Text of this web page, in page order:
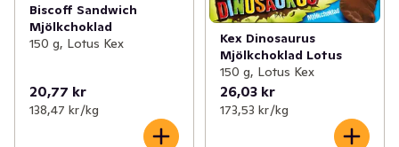
Biscoff Sandwich
Mjölkchoklad
150 g, Lotus Kex
20,77 kr
138,47 kr /kg
Kex Dinosaurus
Mjölkchoklad Lotus
150 g, Lotus Kex
26,03 kr
173,53 kr /kg